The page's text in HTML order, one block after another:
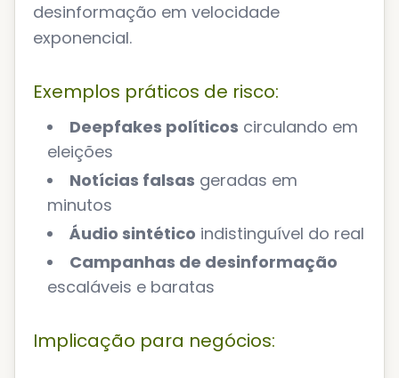
desinformação em velocidade
exponencial.
Exemplos práticos de risco:
Deepfakes políticos circulando em
eleições
Notícias falsas geradas em
minutos
Áudio sintético indistinguível do real
Campanhas de desinformação
escaláveis e baratas
Implicação para negócios: